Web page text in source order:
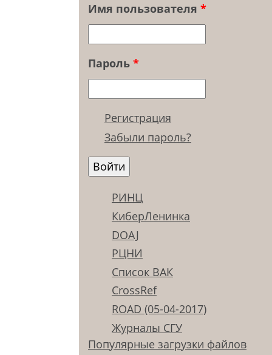
Имя пользователя *
Пароль *
Регистрация
Забыли пароль?
РИНЦ
КиберЛенинка
DOAJ
РЦНИ
Список ВАК
CrossRef
ROAD (05-04-2017)
Журналы СГУ
Популярные загрузки файлов